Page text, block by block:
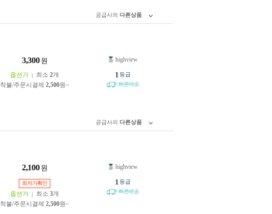
공급사의 다른상품
3,300 원
옵션가 최소 2개
착불/주문시결제 2,500원~
highview
1 등급
빠른배송
공급사의 다른상품
2,100 원
최저가확인
옵션가 최소 3개
착불/주문시결제 2,500원~
highview
1 등급
빠른배송